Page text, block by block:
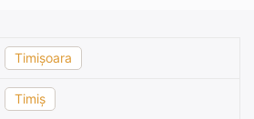
Timișoara
Timiș